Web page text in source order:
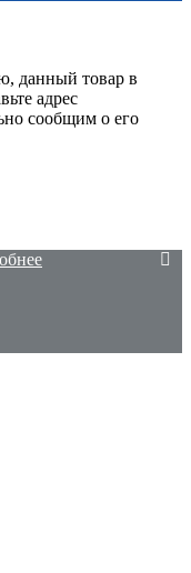
данный товар в
адрес
сообщим о его